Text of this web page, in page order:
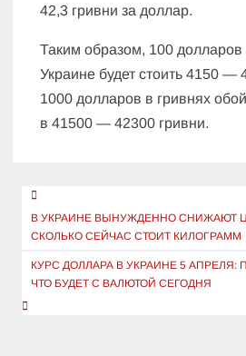
42,3 гривни за доллар.
Таким образом, 100 долларов
Украине будет стоить 4150 —
1000 долларов в гривнях
в 41500 — 42300 гривни.
Навигация
по
записям
В УКРАИНЕ ВЫНУЖДЕННО СНИЖАЮТ
СКОЛЬКО СЕЙЧАС СТОИТ КИЛОГРАММ
КУРС ДОЛЛАРА В УКРАИНЕ 5
ЧТО БУДЕТ С ВАЛЮТОЙ СЕГОДНЯ